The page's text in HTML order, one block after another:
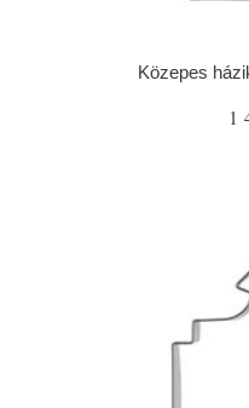
Közepes
1